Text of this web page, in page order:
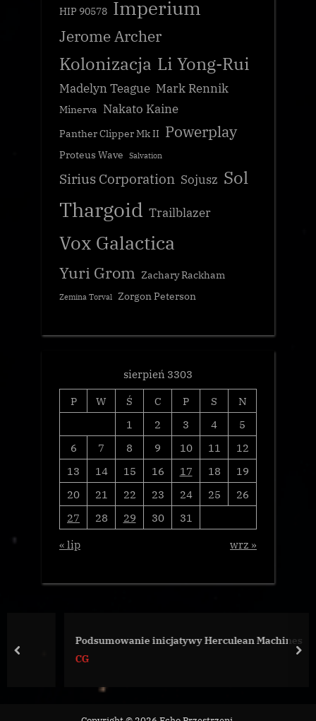
HIP 90578 Imperium
Jerome Archer
Kolonizacja Li Yong-Rui
Madelyn Teague Mark Rennik
Minerva Nakato Kaine
Panther Clipper Mk II Powerplay
Proteus Wave Salvation
Sirius Corporation Sojusz Sol
Thargoid Trailblazer
Vox Galactica
Yuri Grom Zachary Rackham
Zemina Torval Zorgon Peterson
sierpień 3303
P
W Ś C P S
N
1
2 3 4
5
6
7 8 9 10 11
12
13
14 15 16 17 18
19
20
21 22 23 24 25
26
27
28 29 30
31
« lip
wrz »
Podsumowanie inicjatywy Herculean Machines
prev